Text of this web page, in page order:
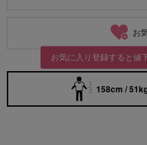
お
お気に入り登録すると値
158cm /